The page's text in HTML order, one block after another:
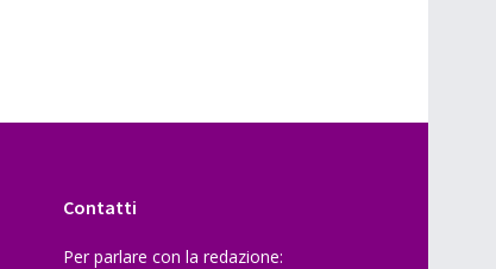
Contatti
Per parlare con la redazione: